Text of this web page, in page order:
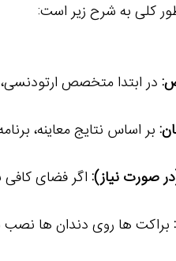
کلی به شرح زیر است:
در ابتدا متخصص
بر اساس نتایج معاینه،
صورت نیاز): اگر فضای
براکت ها روی دندان ها